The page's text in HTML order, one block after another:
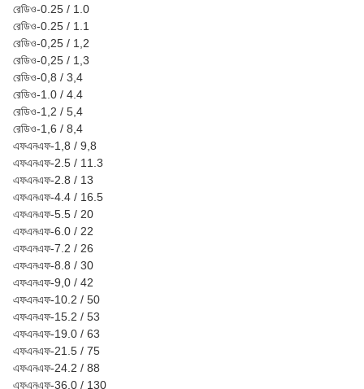
রেডিও-0.25 / 1.0
রেডিও-0.25 / 1.1
রেডিও-0,25 / 1,2
রেডিও-0,25 / 1,3
রেডিও-0,8 / 3,4
রেডিও-1.0 / 4.4
রেডিও-1,2 / 5,4
রেডিও-1,6 / 8,4
এফএনএফ-1,8 / 9,8
এফএনএফ-2.5 / 11.3
এফএনএফ-2.8 / 13
এফএনএফ-4.4 / 16.5
এফএনএফ-5.5 / 20
এফএনএফ-6.0 / 22
এফএনএফ-7.2 / 26
এফএনএফ-8.8 / 30
এফএনএফ-9,0 / 42
এফএনএফ-10.2 / 50
এফএনএফ-15.2 / 53
এফএনএফ-19.0 / 63
এফএনএফ-21.5 / 75
এফএনএফ-24.2 / 88
এফএনএফ-36,0 / 130